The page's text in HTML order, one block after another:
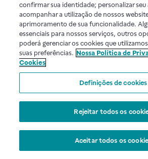
confirmar sua identidade; personalizar seu
acompanhar a utilização de nossos
aprimoramento de sua funcionalidade.
essenciais para nossos serviços, outros
poderá gerenciar os cookies que
suas preferências. Nossa Política de
Cookies
Definições de cookies
Rejeitar todos os
Aceitar todos os